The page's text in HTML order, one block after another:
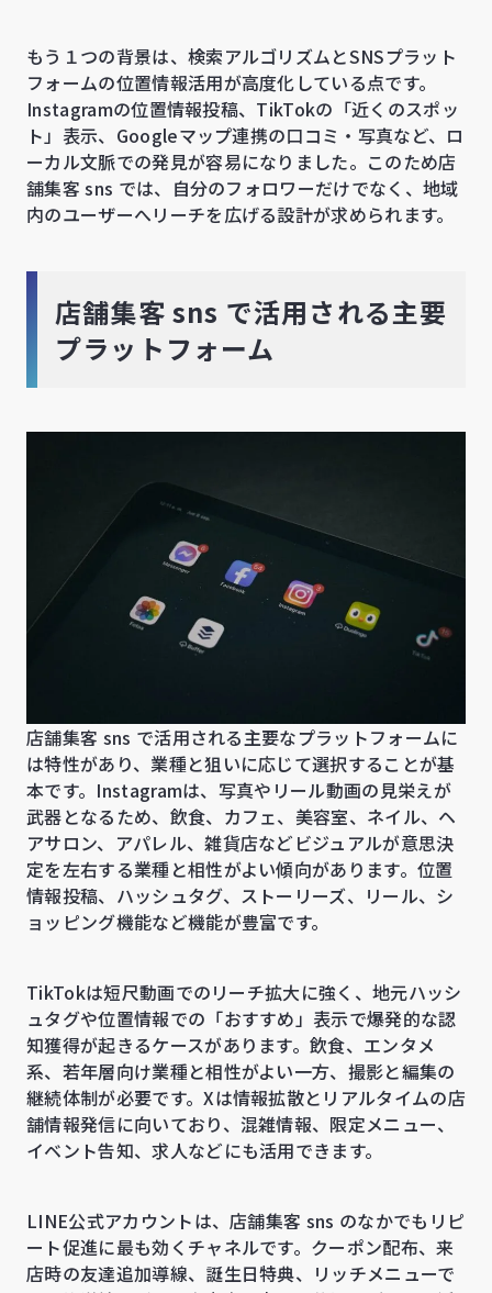
もう１つの背景は、検索アルゴリズムとSNSプラット
フォームの位置情報活用が高度化している点です。
Instagramの位置情報投稿、TikTokの「近くのスポッ
ト」表示、Googleマップ連携の口コミ・写真など、ロ
ーカル文脈での発見が容易になりました。このため店
舗集客 sns では、自分のフォロワーだけでなく、地域
内のユーザーへリーチを広げる設計が求められます。
店舗集客 sns で活用される主要
プラットフォーム
店舗集客 sns で活用される主要なプラットフォームに
は特性があり、業種と狙いに応じて選択することが基
本です。Instagramは、写真やリール動画の見栄えが
武器となるため、飲食、カフェ、美容室、ネイル、ヘ
アサロン、アパレル、雑貨店などビジュアルが意思決
定を左右する業種と相性がよい傾向があります。位置
情報投稿、ハッシュタグ、ストーリーズ、リール、シ
ョッピング機能など機能が豊富です。
TikTokは短尺動画でのリーチ拡大に強く、地元ハッシ
ュタグや位置情報での「おすすめ」表示で爆発的な認
知獲得が起きるケースがあります。飲食、エンタメ
系、若年層向け業種と相性がよい一方、撮影と編集の
継続体制が必要です。Xは情報拡散とリアルタイムの店
舗情報発信に向いており、混雑情報、限定メニュー、
イベント告知、求人などにも活用できます。
LINE公式アカウントは、店舗集客 sns のなかでもリピ
ート促進に最も効くチャネルです。クーポン配布、来
店時の友達追加導線、誕生日特典、リッチメニューで